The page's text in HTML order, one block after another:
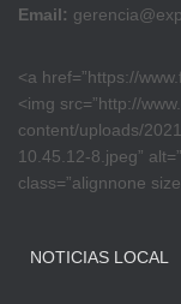
Email:
<a href=”https://
<img src=”http://
content/uploads/
10.45.12-8.jpeg”
class=”alignnone
NOTICIAS LOCAL